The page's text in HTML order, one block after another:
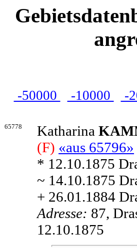
-50000 -10000 -
65778 Katharina
(F) «aus 65796»
* 12.10.1875
~ 14.10.1875
+ 26.01.1884
Adresse: 87,
12.10.1875